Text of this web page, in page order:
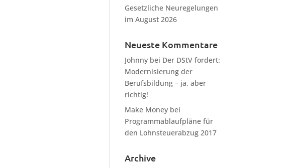
Gesetzliche Neuregelungen
im August 2026
Neueste Kommentare
Johnny bei Der DStV fordert:
Modernisierung der
Berufsbildung – ja, aber
richtig!
Make Money bei
Programmablaufpläne für
den Lohnsteuerabzug 2017
Archive